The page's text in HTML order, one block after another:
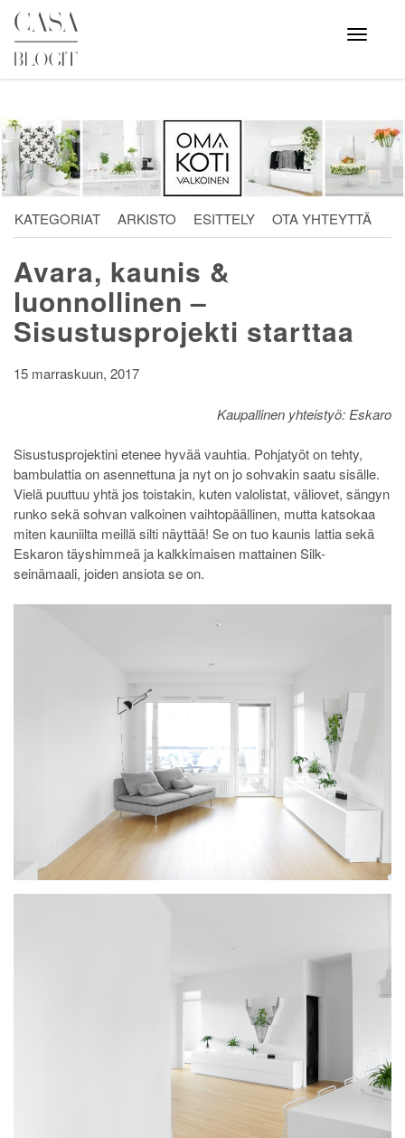
Skip
content
Avaa
valikko
KATEGORIAT ARKISTO ESITTELY OTA YHTEYTTÄ
Avara, kaunis &
luonnollinen –
Sisustusprojekti starttaa
15 marraskuun, 2017
Kaupallinen yhteistyö: Eskaro
Sisustusprojektini etenee hyvää vauhtia. Pohjatyöt on tehty,
bambulattia on asennettuna ja nyt on jo sohvakin saatu sisälle.
Vielä puuttuu yhtä jos toistakin, kuten valolistat, väliovet, sängyn
runko sekä sohvan valkoinen vaihtopäällinen, mutta katsokaa
miten kauniilta meillä silti näyttää! Se on tuo kaunis lattia sekä
Eskaron täyshimmeä ja kalkkimaisen mattainen Silk-
seinämaali, joiden ansiota se on.